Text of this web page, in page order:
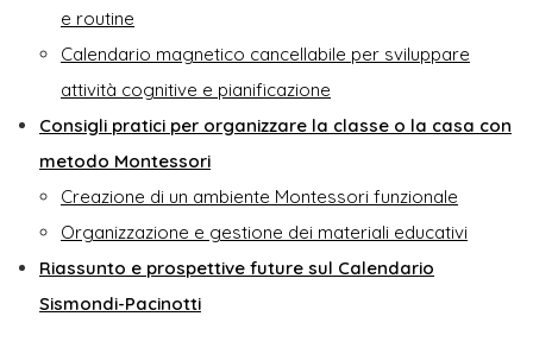
e routine
Calendario magnetico cancellabile per sviluppare
attività cognitive e pianificazione
Consigli pratici per organizzare la classe o la casa con
metodo Montessori
Creazione di un ambiente Montessori funzionale
Organizzazione e gestione dei materiali educativi
Riassunto e prospettive future sul Calendario
Sismondi-Pacinotti